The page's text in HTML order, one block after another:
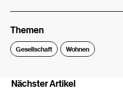
Themen
Gesellschaft Wohnen
Nächster Artikel